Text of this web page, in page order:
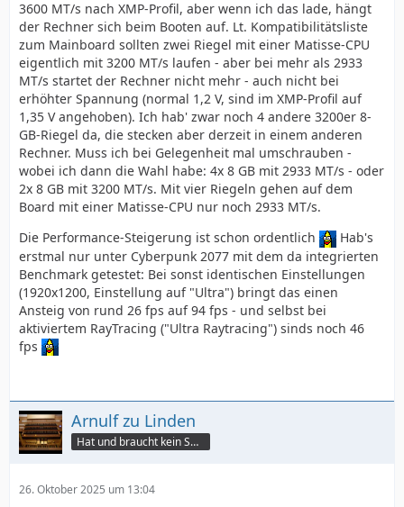
3600 MT/s nach XMP-Profil, aber wenn ich das lade, hängt
der Rechner sich beim Booten auf. Lt. Kompatibilitätsliste
zum Mainboard sollten zwei Riegel mit einer Matisse-CPU
eigentlich mit 3200 MT/s laufen - aber bei mehr als 2933
MT/s startet der Rechner nicht mehr - auch nicht bei
erhöhter Spannung (normal 1,2 V, sind im XMP-Profil auf
1,35 V angehoben). Ich hab' zwar noch 4 andere 3200er 8-
GB-Riegel da, die stecken aber derzeit in einem anderen
Rechner. Muss ich bei Gelegenheit mal umschrauben -
wobei ich dann die Wahl habe: 4x 8 GB mit 2933 MT/s - oder
2x 8 GB mit 3200 MT/s. Mit vier Riegeln gehen auf dem
Board mit einer Matisse-CPU nur noch 2933 MT/s.
Die Performance-Steigerung ist schon ordentlich
Hab's
erstmal nur unter Cyberpunk 2077 mit dem da integrierten
Benchmark getestet: Bei sonst identischen Einstellungen
(1920x1200, Einstellung auf "Ultra") bringt das einen
Ansteig von rund 26 fps auf 94 fps - und selbst bei
aktiviertem RayTracing ("Ultra Raytracing") sinds noch 46
fps
Arnulf zu Linden
Hat und braucht kein Smartphone!
26. Oktober 2025 um 13:04